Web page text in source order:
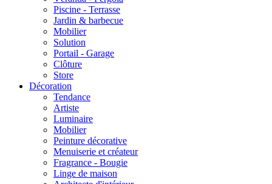
Piscine - Terrasse
Jardin & barbecue
Mobilier
Solution
Portail - Garage
Clôture
Store
Décoration
Tendance
Artiste
Luminaire
Mobilier
Peinture décorative
Menuiserie et créateur
Fragrance - Bougie
Linge de maison